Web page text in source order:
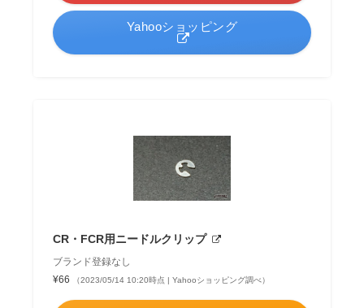
Yahooショッピング
CR・FCR用ニードルクリップ
ブランド登録なし
¥66
（2023/05/14 10:20時点 | Yahooショッピング調べ）